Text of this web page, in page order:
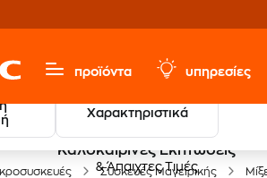
προϊόντα υπηρεσίες
Χαρακτηριστικά
Καλοκαιρινές Εκπτώσεις
& Άπαιχτες Τιμές
Συσκευές Μαγειρικής